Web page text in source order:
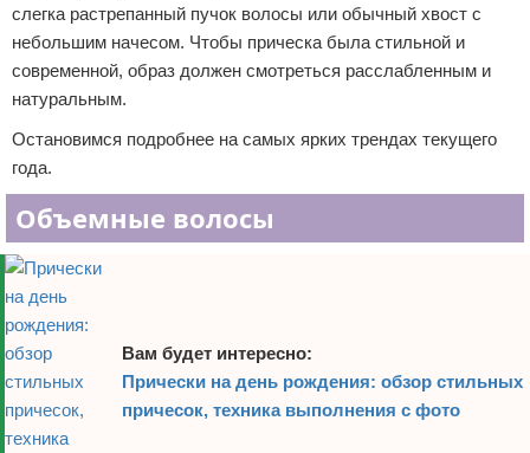
слегка растрепанный пучок волосы или обычный хвост с
небольшим начесом. Чтобы прическа была стильной и
современной, образ должен смотреться расслабленным и
натуральным.
Остановимся подробнее на самых ярких трендах текущего
года.
Объемные волосы
Вам будет интересно:
Прически на день рождения: обзор стильных
причесок, техника выполнения с фото